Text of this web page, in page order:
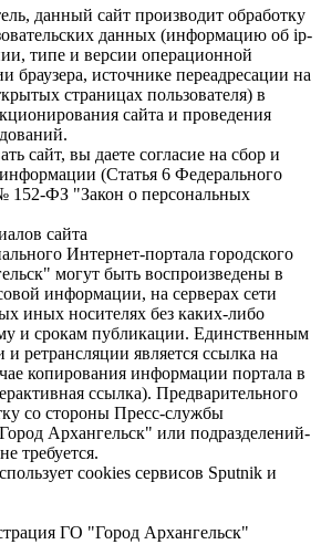
данный сайт производит обработку
данных (информацию об ip-
типе и версии операционной
браузера, источнике переадресации на
страницах пользователя) в
сайта и проведения
сайт, вы даете согласие на сбор и
(Статья 6 Федерального
152-ФЗ "Закон о персональных
сайта
Интернет-портала городского
могут быть воспроизведены в
информации, на серверах сети
иных носителях без каких-либо
и срокам публикации. Единственным
и ретрансляции является ссылка на
копирования информации портала в
ссылка). Предварительного
со стороны Пресс-службы
Архангельск" или подразделений-
требуется.
cookies сервисов Sputnik и
ГО "Город Архангельск"